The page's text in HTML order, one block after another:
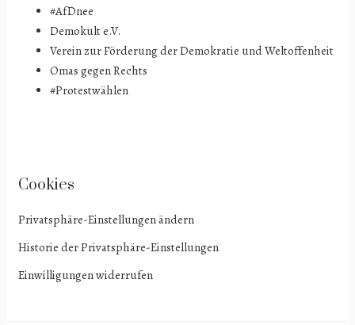
#AfDnee
Demokult e.V.
Verein zur Förderung der Demokratie und Weltoffenheit
Omas gegen Rechts
#Protestwählen
Cookies
Privatsphäre-Einstellungen ändern
Historie der Privatsphäre-Einstellungen
Einwilligungen widerrufen